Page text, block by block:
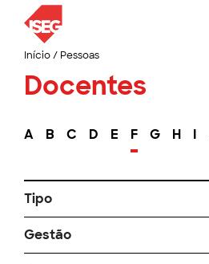
Início/ Pessoas
Docentes
A B C D E F G H I
Tipo
Gestão